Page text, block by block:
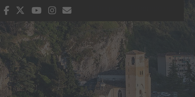
facebook
twitter
youtube
instagram
contacto